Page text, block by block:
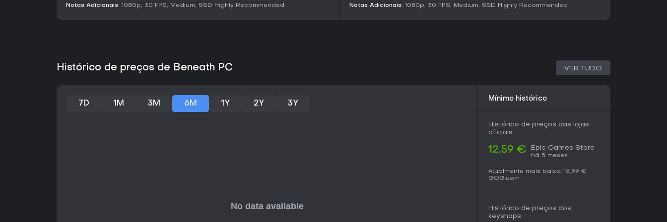
sobrevivência impregnados de horror.
com 71% de avaliações positivas de 199 usuários, elogiando a tensão e o
planejadas para 2026, o jogo segue ativo e em evolução. Se você quer uma
entusiastas de horror em busca de algo além dos grandes lançamentos.
Notas Adicionais: 1080p, 30 FPS, Medium, SSD Highly Recommended
Notas Adicionais: 1080p, 30 FPS, Medium, SSD Highly Recommended
Histórico de preços de Beneath PC VER TUDO
7D 1M 3M 6M 1Y 2Y 3Y
Mínimo histórico
Histórico de preços das lojas
oficiais
12,59 € Epic Games Store
há 5 meses
Atualmente mais baixo: 15,99 €
GOG.com
Histórico de preços dos
keyshops